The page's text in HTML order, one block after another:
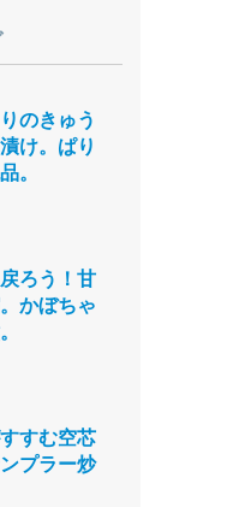
のきゅう
け。ぱり
。
ろう！甘
かぼちゃ
すむ空芯
プラー炒